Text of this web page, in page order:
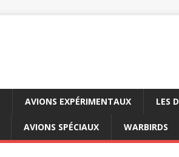
AVIONS EXPÉRIMENTAUX LES
AVIONS SPÉCIAUX WARBIRDS